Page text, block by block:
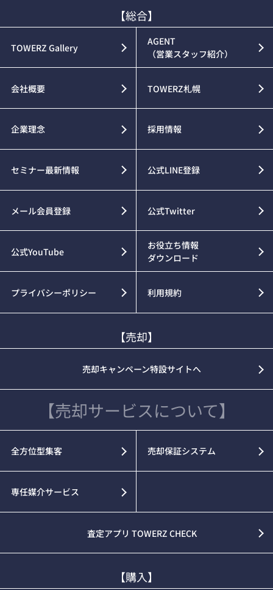
【総合】
TOWERZ Gallery
AGENT
（営業スタッフ紹介）
会社概要 TOWERZ札幌
企業理念 採用情報
セミナー最新情報 公式LINE登録
メール会員登録 公式Twitter
公式YouTube
お役立ち情報
ダウンロード
プライバシーポリシー 利用規約
【売却】
売却キャンペーン特設サイトへ
【売却サービスについて】
全方位型集客 売却保証システム
専任媒介サービス
査定アプリ TOWERZ CHECK
【購入】